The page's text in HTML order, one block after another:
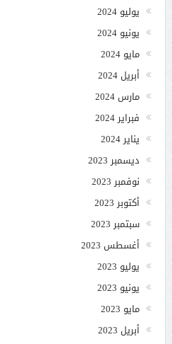
يوليو 2024
يونيو 2024
مايو 2024
أبريل 2024
مارس 2024
فبراير 2024
يناير 2024
ديسمبر 2023
نوفمبر 2023
أكتوبر 2023
سبتمبر 2023
أغسطس 2023
يوليو 2023
يونيو 2023
مايو 2023
أبريل 2023